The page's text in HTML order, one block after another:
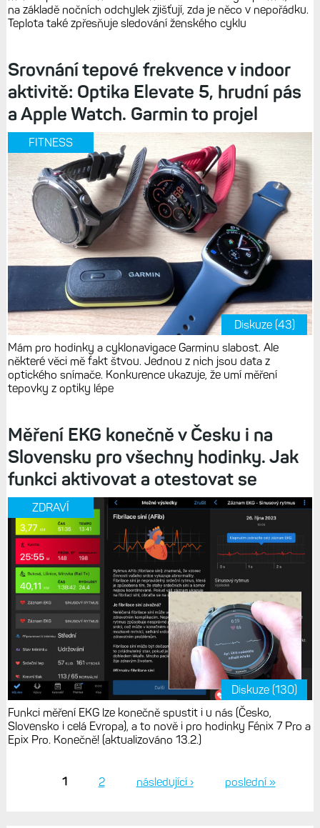
na základě nočních odchylek zjišťují, zda je něco v nepořádku.
Teplota také zpřesňuje sledování ženského cyklu
Srovnání tepové frekvence v indoor
aktivitě: Optika Elevate 5, hrudní pás
a Apple Watch. Garmin to projel
FITNESS
Diskuze (43)
Mám pro hodinky a cyklonavigace Garminu slabost. Ale
některé věci mě fakt štvou. Jednou z nich jsou data z
optického snímače. Konkurence ukazuje, že umí měření
tepovky z optiky lépe
Měření EKG konečně v Česku i na
Slovensku pro všechny hodinky. Jak
funkci aktivovat a otestovat se
ZDRAVÍ
Diskuze (130)
Funkci měření EKG lze konečně spustit i u nás (Česko,
Slovensko i celá Evropa), a to nově i pro hodinky Fénix 7 Pro a
Epix Pro. Konečně! (aktualizováno 13.2.)
1 2 následující › poslední »